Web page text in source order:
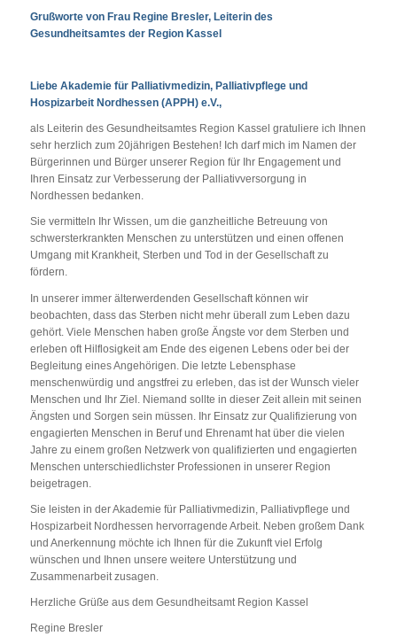
Grußworte von Frau Regine Bresler, Leiterin des
Gesundheitsamtes der Region Kassel
Liebe Akademie für Palliativmedizin, Palliativpflege und
Hospizarbeit Nordhessen (APPH) e.V.,
als Leiterin des Gesundheitsamtes Region Kassel gratuliere ich Ihnen
sehr herzlich zum 20jährigen Bestehen! Ich darf mich im Namen der
Bürgerinnen und Bürger unserer Region für Ihr Engagement und
Ihren Einsatz zur Verbesserung der Palliativversorgung in
Nordhessen bedanken.
Sie vermitteln Ihr Wissen, um die ganzheitliche Betreuung von
schwersterkrankten Menschen zu unterstützen und einen offenen
Umgang mit Krankheit, Sterben und Tod in der Gesellschaft zu
fördern.
In unserer immer älterwerdenden Gesellschaft können wir
beobachten, dass das Sterben nicht mehr überall zum Leben dazu
gehört. Viele Menschen haben große Ängste vor dem Sterben und
erleben oft Hilflosigkeit am Ende des eigenen Lebens oder bei der
Begleitung eines Angehörigen. Die letzte Lebensphase
menschenwürdig und angstfrei zu erleben, das ist der Wunsch vieler
Menschen und Ihr Ziel. Niemand sollte in dieser Zeit allein mit seinen
Ängsten und Sorgen sein müssen. Ihr Einsatz zur Qualifizierung von
engagierten Menschen in Beruf und Ehrenamt hat über die vielen
Jahre zu einem großen Netzwerk von qualifizierten und engagierten
Menschen unterschiedlichster Professionen in unserer Region
beigetragen.
Sie leisten in der Akademie für Palliativmedizin, Palliativpflege und
Hospizarbeit Nordhessen hervorragende Arbeit. Neben großem Dank
und Anerkennung möchte ich Ihnen für die Zukunft viel Erfolg
wünschen und Ihnen unsere weitere Unterstützung und
Zusammenarbeit zusagen.
Herzliche Grüße aus dem Gesundheitsamt Region Kassel
Regine Bresler